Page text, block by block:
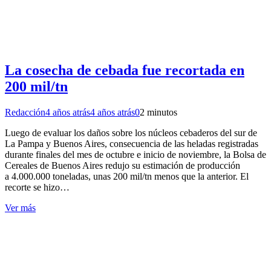
La cosecha de cebada fue recortada en
200 mil/tn
Redacción4 años atrás4 años atrás02 minutos
Luego de evaluar los daños sobre los núcleos cebaderos del sur de
La Pampa y Buenos Aires, consecuencia de las heladas registradas
durante finales del mes de octubre e inicio de noviembre, la Bolsa de
Cereales de Buenos Aires redujo su estimación de producción
a 4.000.000 toneladas, unas 200 mil/tn menos que la anterior. El
recorte se hizo…
Ver más